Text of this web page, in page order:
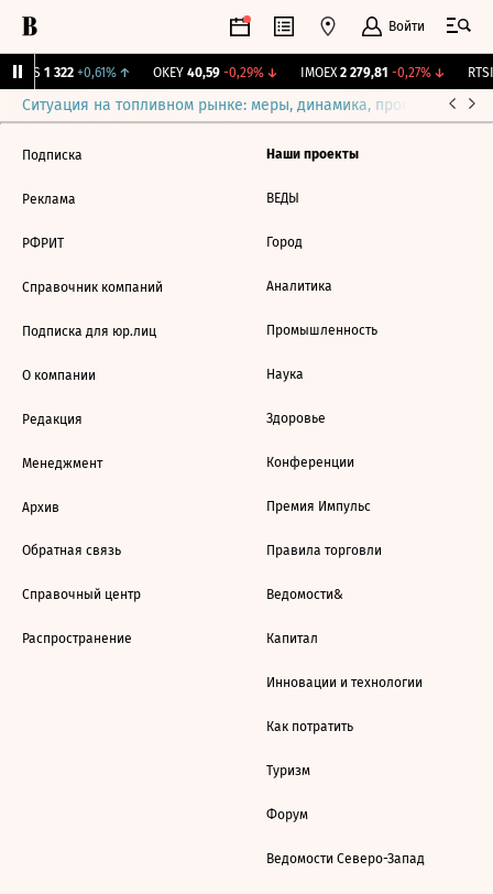
Войти
1 322 +0,61%↑ OKEY 40,59 -0,29%↓ IMOEX 2 279,81 -0,27%↓ RTSI
Ситуация на топливном рынке: меры, динамика, прогнозы
Подписка
Реклама
РФРИТ
Справочник компаний
Подписка для юр.лиц
О компании
Редакция
Менеджмент
Архив
Обратная связь
Справочный центр
Распространение
Наши проекты
ВЕДЫ
Город
Аналитика
Промышленность
Наука
Здоровье
Конференции
Премия Импульс
Правила торговли
Ведомости&
Капитал
Инновации и технологии
Как потратить
Туризм
Форум
Ведомости Северо-Запад